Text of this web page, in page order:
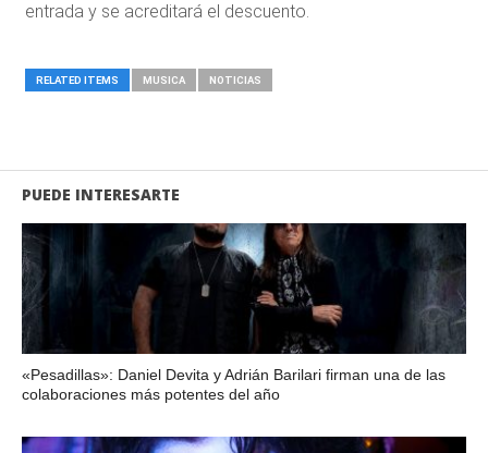
entrada y se acreditará el descuento.
RELATED ITEMS MUSICA NOTICIAS
PUEDE INTERESARTE
«Pesadillas»: Daniel Devita y Adrián Barilari firman una de las
colaboraciones más potentes del año